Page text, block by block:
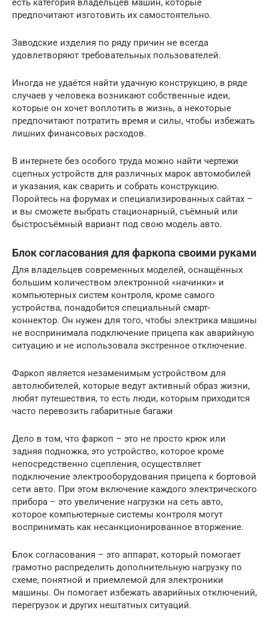
есть категория владельцев машин, которые
предпочитают изготовить их самостоятельно.
Заводские изделия по ряду причин не всегда
удовлетворяют требовательных пользователей.
Иногда не удаётся найти удачную конструкцию, в ряде
случаев у человека возникают собственные идеи,
которые он хочет воплотить в жизнь, а некоторые
предпочитают потратить время и силы, чтобы избежать
лишних финансовых расходов.
В интернете без особого труда можно найти чертежи
сцепных устройств для различных марок автомобилей
и указания, как сварить и собрать конструкцию.
Поройтесь на форумах и специализированных сайтах –
и вы сможете выбрать стационарный, съёмный или
быстросъёмный вариант под свою модель авто.
Блок согласования для фаркопа своими руками
Для владельцев современных моделей, оснащённых
большим количеством электронной «начинки» и
компьютерных систем контроля, кроме самого
устройства, понадобится специальный смарт-
коннектор. Он нужен для того, чтобы электрика машины
не воспринимала подключение прицепа как аварийную
ситуацию и не использовала экстренное отключение.
Фаркоп является незаменимым устройством для
автолюбителей, которые ведут активный образ жизни,
любят путешествия, то есть люди, которым приходится
часто перевозить габаритные багажи
Дело в том, что фаркоп – это не просто крюк или
задняя подножка, это устройство, которое кроме
непосредственно сцепления, осуществляет
подключение электрооборудования прицепа к бортовой
сети авто. При этом включение каждого электрического
прибора – это увеличение нагрузки на сеть авто,
которое компьютерные системы контроля могут
воспринимать как несанкционированное вторжение.
Блок согласования – это аппарат, который помогает
грамотно распределить дополнительную нагрузку по
схеме, понятной и приемлемой для электроники
машины. Он помогает избежать аварийных отключений,
перегрузок и других нештатных ситуаций.